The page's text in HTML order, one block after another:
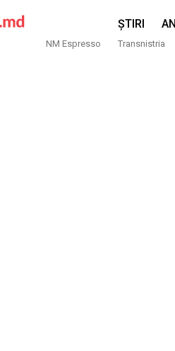
ȘTIRI
NM Espresso Transnistria